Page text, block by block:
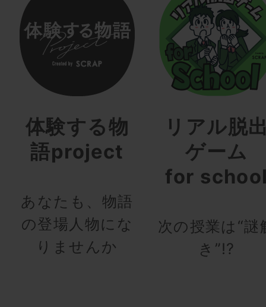
体験する物
語project
あなたも、物語
の登場人物にな
りませんか
リアル脱
ゲーム
for
次の授業は“謎
き”!?